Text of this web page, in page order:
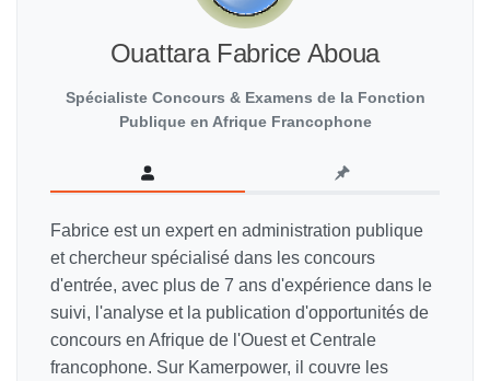
Ouattara Fabrice Aboua
Spécialiste Concours & Examens de la Fonction
Publique en Afrique Francophone
Fabrice est un expert en administration publique
et chercheur spécialisé dans les concours
d'entrée, avec plus de 7 ans d'expérience dans le
suivi, l'analyse et la publication d'opportunités de
concours en Afrique de l'Ouest et Centrale
francophone. Sur Kamerpower, il couvre les